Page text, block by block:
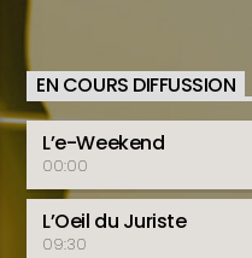
EN COURS DIFFUSSION
L’e-Weekend
00:00
L’Oeil du Juriste
09:30